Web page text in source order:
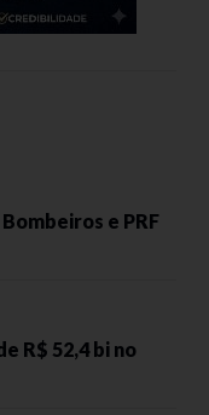
e PRF
R$ 52,4 bi no